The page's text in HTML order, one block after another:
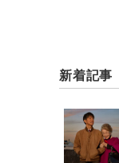
新着記事